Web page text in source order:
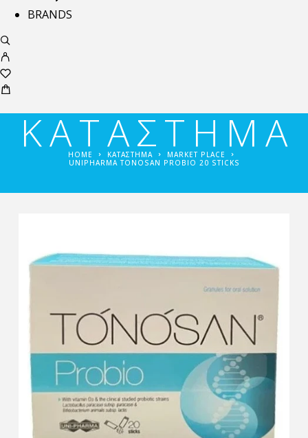
BRANDS
ΚΑΤΑΣΤΗΜΑ
HOME ΚΑΤΑΣΤΗΜΑ
MARKET PLACE
UNIPHARMA TONOSAN PROBIO 20 STICKS